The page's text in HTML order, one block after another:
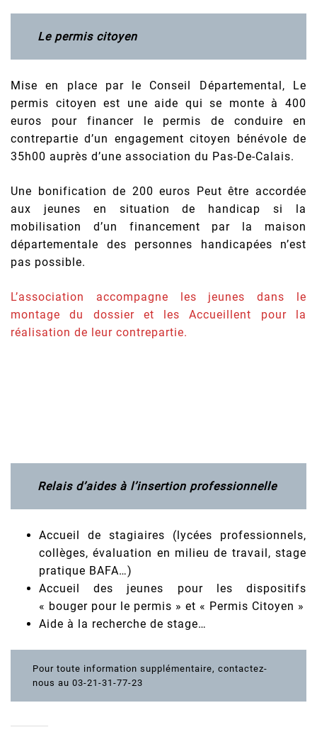
Le permis citoyen
Mise en place par le Conseil Départemental, Le
permis citoyen est une aide qui se monte à 400
euros pour financer le permis de conduire en
contrepartie d’un engagement citoyen bénévole de
35h00 auprès d’une association du Pas-De-Calais.
Une bonification de 200 euros Peut être accordée
aux jeunes en situation de handicap si la
mobilisation d’un financement par la maison
départementale des personnes handicapées n’est
pas possible.
L’association accompagne les jeunes dans le
montage du dossier et les Accueillent pour la
réalisation de leur contrepartie.
Relais d’aides à l’insertion professionnelle
Accueil de stagiaires (lycées professionnels,
collèges, évaluation en milieu de travail, stage
pratique BAFA…)
Accueil des jeunes pour les dispositifs
« bouger pour le permis » et « Permis Citoyen »
Aide à la recherche de stage…
Pour toute information supplémentaire, contactez-
nous au 03-21-31-77-23